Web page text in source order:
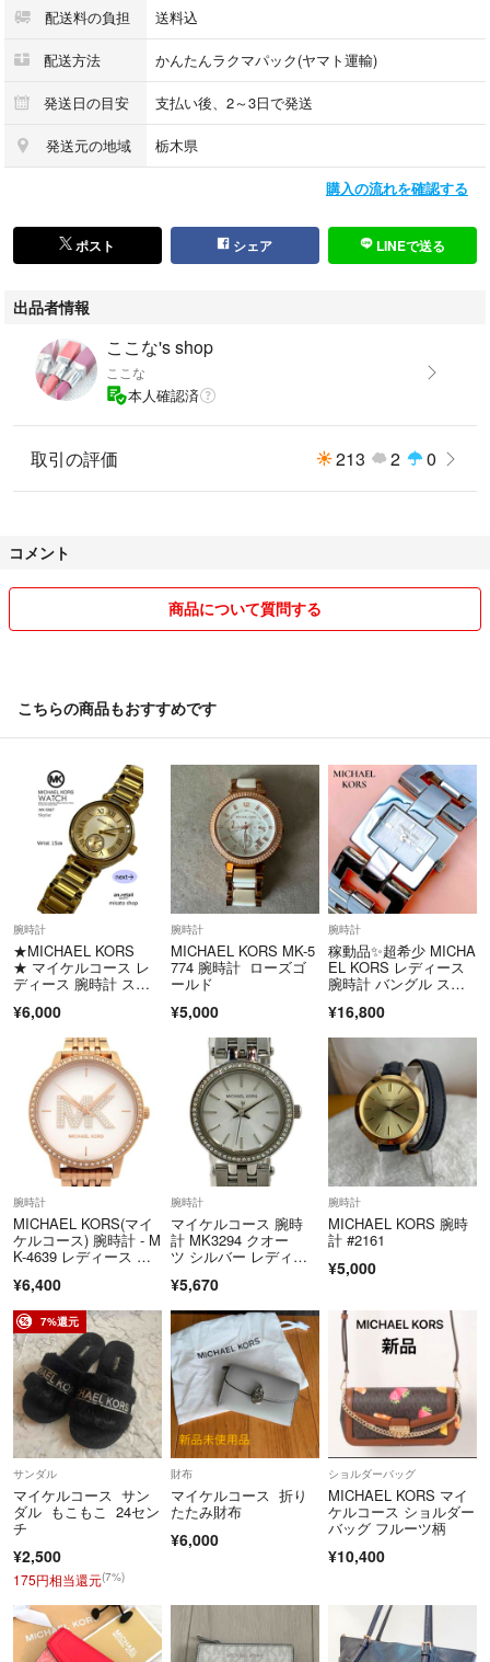
配送料の負担 送料込
配送方法 かんたんラクマパック(ヤマト運輸)
発送日の目安 支払い後、2～3日で発送
発送元の地域 栃木県
購入の流れを確認する
ポスト シェア LINEで送る
出品者情報
ここな's shop
ここな
本人確認済
取引の評価 213 2 0
コメント
商品について質問する
こちらの商品もおすすめです
腕時計
★MICHAEL KORS
★ マイケルコース レ
ディース 腕時計 スカ
867 新品電池
¥6,000
腕時計
MICHAEL KORS MK-5
774 腕時計 ローズゴ
ールド
¥5,000
腕時計
稼動品✨超希少 MICHA
EL KORS レディース
腕時計 バングル スク
¥16,800
腕時計
MICHAEL KORS(マイ
ケルコース) 腕時計 - M
K-4639 レディース ラ
¥6,400
腕時計
マイケルコース 腕時
計 MK3294 クオー
ツ シルバー レディー
¥5,670
腕時計
MICHAEL KORS 腕時
計 #2161
¥5,000
7%還元
サンダル
マイケルコース サン
ダル もこもこ 24セン
チ
¥2,500
175円相当還元(7%)
財布
マイケルコース 折り
たたみ財布
¥6,000
ショルダーバッグ
MICHAEL KORS マイ
ケルコース ショルダー
バッグ フルーツ柄
¥10,400